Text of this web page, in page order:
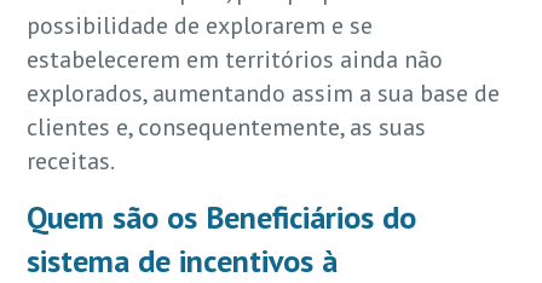
possibilidade de explorarem e se
estabelecerem em territórios ainda não
explorados, aumentando assim a sua base de
clientes e, consequentemente, as suas
receitas.
Quem são os Beneficiários do
sistema de incentivos à